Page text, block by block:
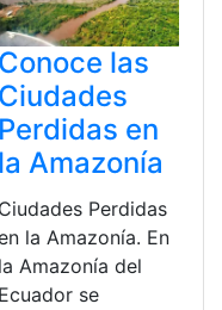
Conoce las
Ciudades
Perdidas en
la Amazonía
Ciudades Perdidas
la Amazonía. En
la Amazonía del
Ecuador se